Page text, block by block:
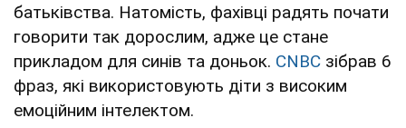
батьківства. Натомість, фахівці радять почати
говорити так дорослим, адже це стане
прикладом для синів та доньок. CNBC зібрав 6
фраз, які використовують діти з високим
емоційним інтелектом.